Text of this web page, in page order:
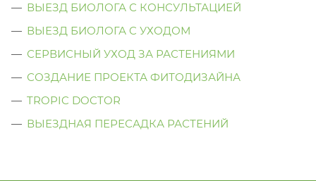
ВЫЕЗД БИОЛОГА С КОНСУЛЬТАЦИЕЙ
ВЫЕЗД БИОЛОГА C УХОДОМ
СЕРВИСНЫЙ УХОД ЗА РАСТЕНИЯМИ
СОЗДАНИЕ ПРОЕКТА ФИТОДИЗАЙНА
TROPIC DOCTOR
ВЫЕЗДНАЯ ПЕРЕСАДКА РАСТЕНИЙ